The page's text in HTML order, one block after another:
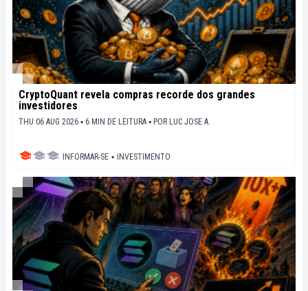
CryptoQuant revela compras recorde dos grandes
investidores
THU 06 AUG 2026 ▪ 6 MIN DE LEITURA ▪ POR LUC JOSE A.
INFORMAR-SE ▪ INVESTIMENTO